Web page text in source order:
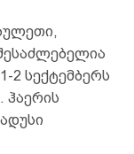
2 სექტემბერს
ჰაერის